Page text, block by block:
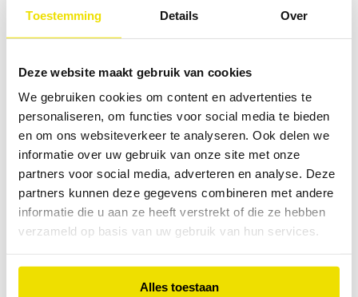
Toestemming Details Over
Deze website maakt gebruik van cookies
We gebruiken cookies om content en advertenties te
personaliseren, om functies voor social media te bieden
en om ons websiteverkeer te analyseren. Ook delen we
informatie over uw gebruik van onze site met onze
partners voor social media, adverteren en analyse. Deze
partners kunnen deze gegevens combineren met andere
informatie die u aan ze heeft verstrekt of die ze hebben
verzameld op basis van uw gebruik van hun services.
Alles toestaan
Application error: a client-side exception has occurred while
loadingwww.abd.nl(see the browser consolefor more
information).